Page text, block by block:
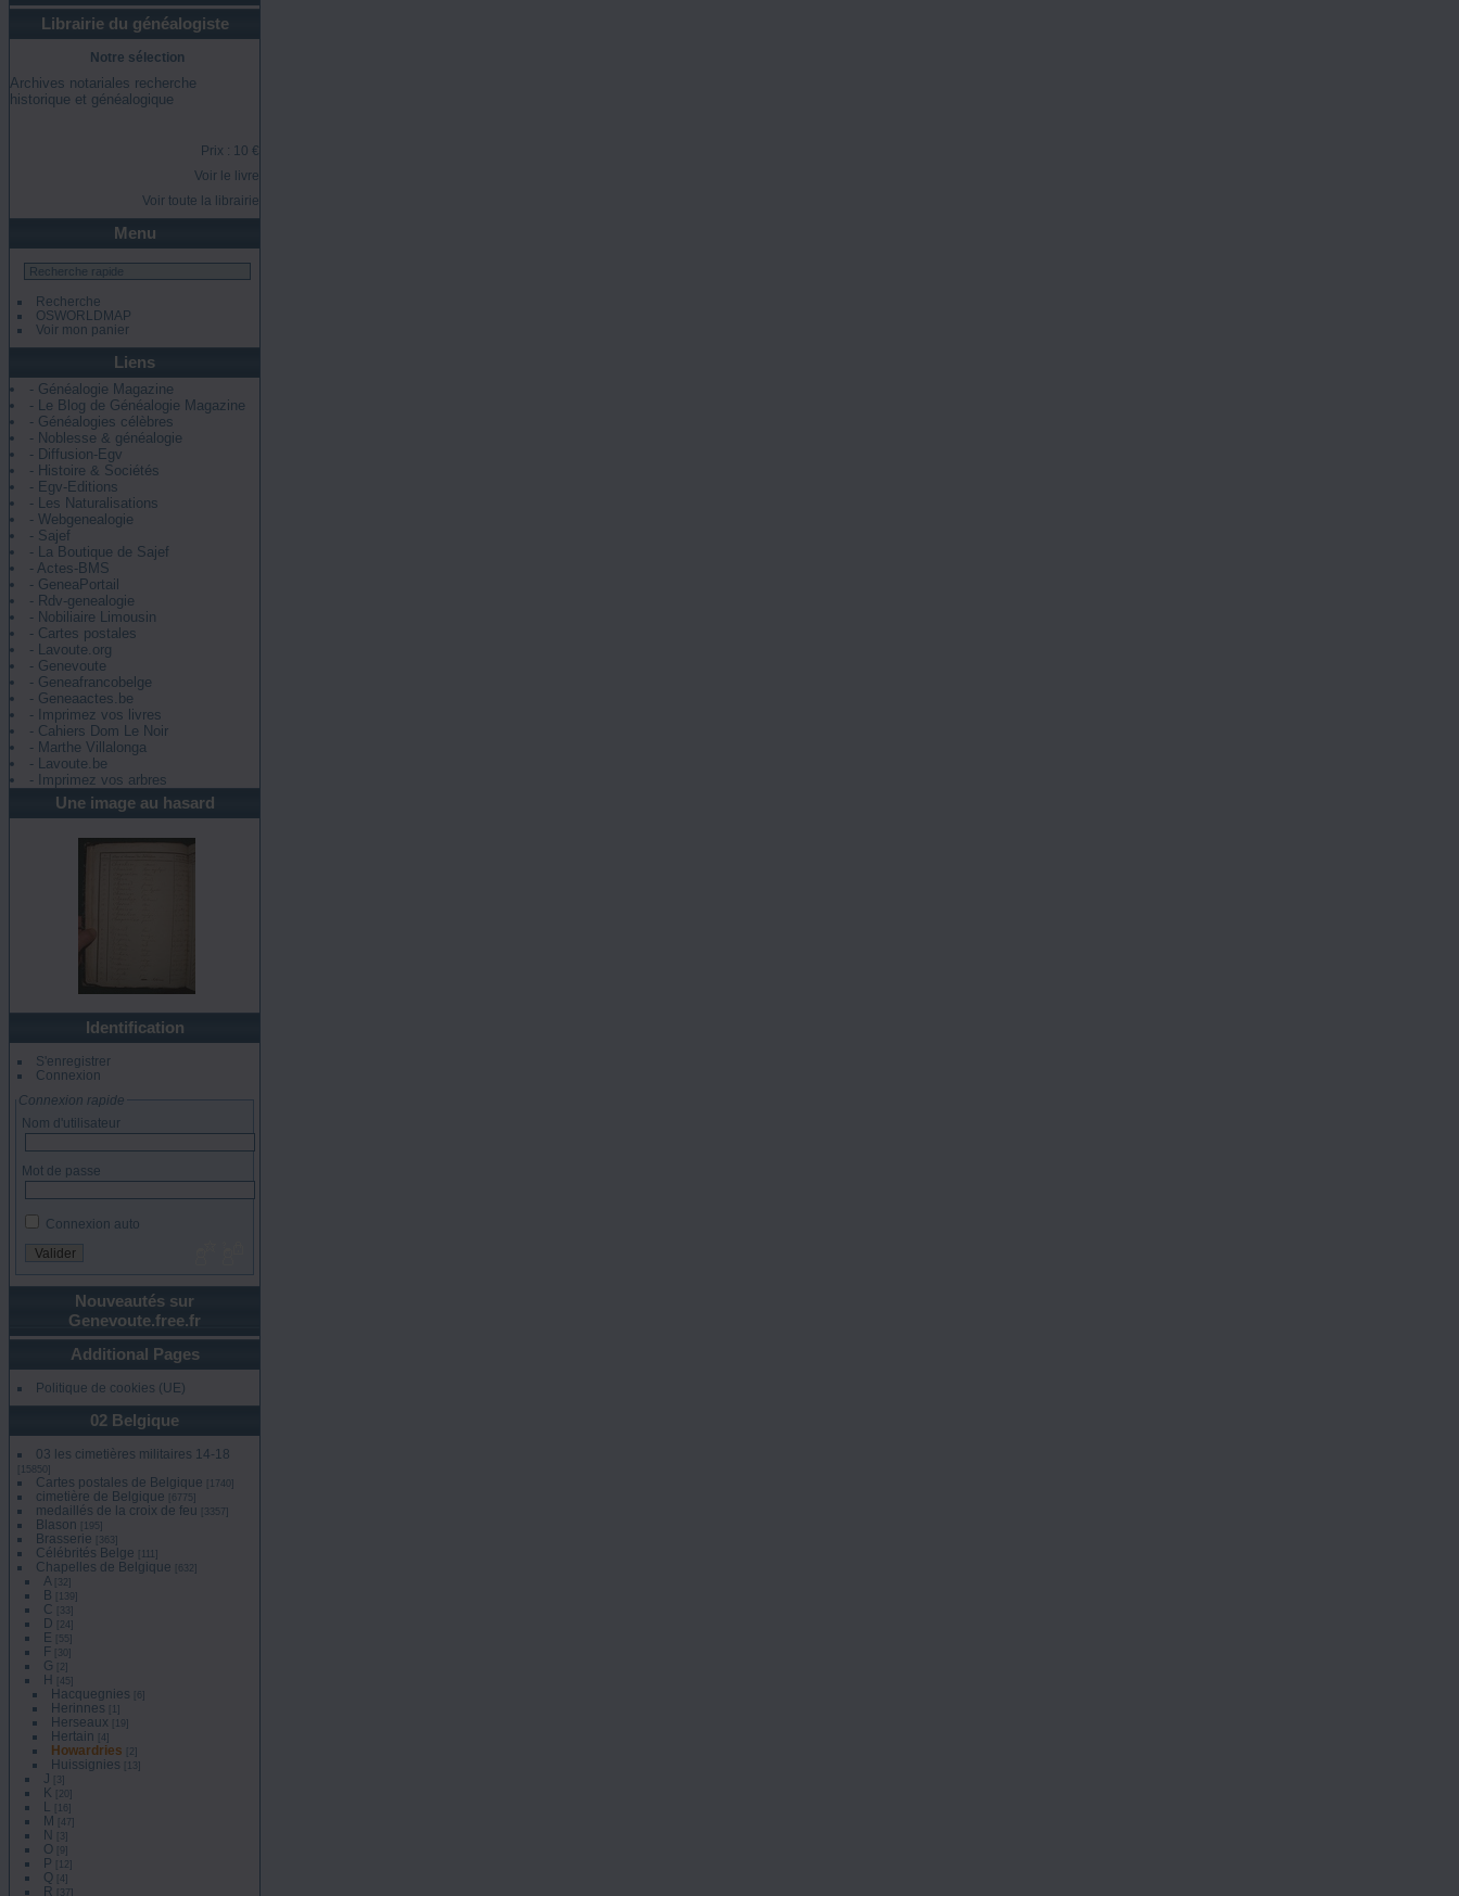
Librairie du généalogiste
Notre sélection
Archives notariales recherche
historique et généalogique
Prix : 10 €
Voir le livre
Voir toute la librairie
Menu
Recherche
OSWORLDMAP
Voir mon panier
Liens
- Généalogie Magazine
- Le Blog de Généalogie Magazine
- Généalogies célèbres
- Noblesse & généalogie
- Diffusion-Egv
- Histoire & Sociétés
- Egv-Editions
- Les Naturalisations
- Webgenealogie
- Sajef
- La Boutique de Sajef
- Actes-BMS
- GeneaPortail
- Rdv-genealogie
- Nobiliaire Limousin
- Cartes postales
- Lavoute.org
- Genevoute
- Geneafrancobelge
- Geneaactes.be
- Imprimez vos livres
- Cahiers Dom Le Noir
- Marthe Villalonga
- Lavoute.be
- Imprimez vos arbres
Une image au hasard
Identification
S'enregistrer
Connexion
Connexion rapide
Nom d'utilisateur
Mot de passe
Connexion auto
Nouveautés sur
Genevoute.free.fr
Additional Pages
Politique de cookies (UE)
02 Belgique
03 les cimetières militaires 14-18
[15850]
Cartes postales de Belgique [1740]
cimetière de Belgique [6775]
medaillés de la croix de feu [3357]
Blason [195]
Brasserie [363]
Célébrités Belge [111]
Chapelles de Belgique [632]
A [32]
B [139]
C [33]
D [24]
E [55]
F [30]
G [2]
H [45]
Hacquegnies [6]
Herinnes [1]
Herseaux [19]
Hertain [4]
Howardries [2]
Huissignies [13]
J [3]
K [20]
L [16]
M [47]
N [3]
O [9]
P [12]
Q [4]
R [37]